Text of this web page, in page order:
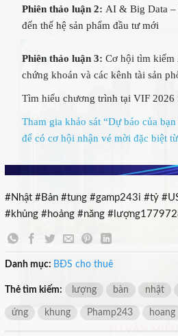
Phiên thảo luận 2: AI & Big Data –
đến thế hệ sản phẩm đầu tư mới
Phiên thảo luận 3: Cơ hội tìm kiếm
chứng khoán và các kênh tài sản
Tìm hiểu chương
Tham gia khảo sát “Dự báo của
để có cơ hội nhận vé mời đặc biệt
#Nhật #Bản #tung #gamp243i #tỷ
#khủng #hoảng #năng
Danh mục: BĐS cho thuê
Thẻ tìm kiếm: lượng bàn nhật
ứng khung Phamp243 hoang